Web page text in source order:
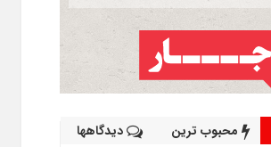
محبوب ترین دیدگاهها